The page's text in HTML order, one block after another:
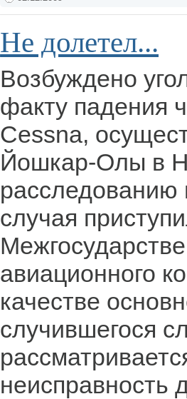
Не долетел...
Возбуждено
факту падения
Cessna,
Йошкар-Олы в
расследованию
случая
авиационного
качестве
случившегося
неисправность